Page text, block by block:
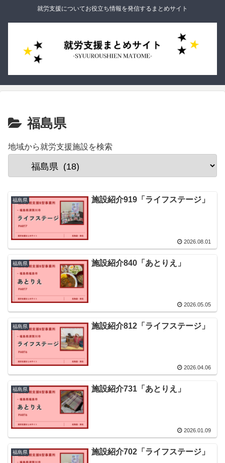
就労支援についてお役立ち情報を発信するまとめサイト
福島県
地域から就労支援施設を検索
福島県 施設紹介919「ライフステージ」
2026.08.01
福島県 施設紹介840「あとりえ」
2026.05.05
福島県 施設紹介812「ライフステージ」
2026.04.06
福島県 施設紹介731「あとりえ」
2026.01.09
福島県 施設紹介702「ライフステージ」